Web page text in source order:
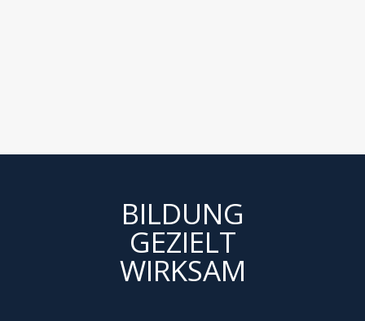
BILDUNG
GEZIELT
WIRKSAM